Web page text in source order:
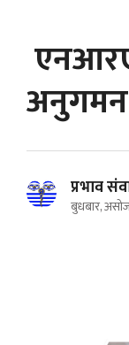
अनुगमन
प्रभाव
बुधबार,